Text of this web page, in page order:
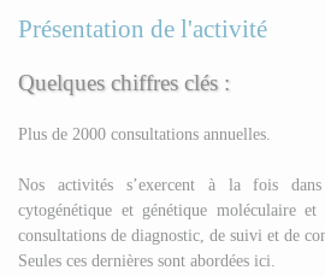
Présentation de l'activité
Quelques chiffres clés :
Plus de 2000 consultations annuelles.
Nos activités s’exercent à la fois
cytogénétique et génétique moléculaire
consultations de diagnostic, de suivi et de
Seules ces dernières sont abordées ici.